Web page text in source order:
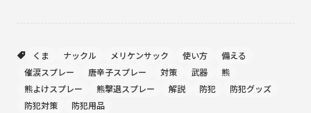
くま ナックル メリケンサック 使い方
備える
催涙スプレー
唐辛子スプレー 対策 武器
熊
熊よけスプレー
熊撃退スプレー 解説 防犯
防犯グッズ
防犯対策
防犯用品